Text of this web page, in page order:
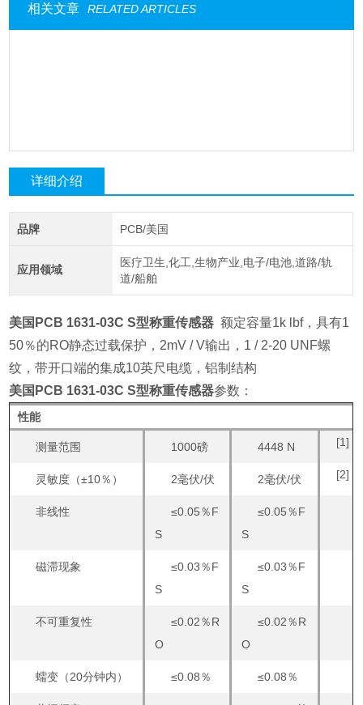
相关文章 RELATED ARTICLES
详细介绍
品牌 PCB/美国
应用领域
医疗卫生,化工,生物产业,电子/电池,道路/轨
道/船舶
美国PCB 1631-03C S型称重传感器 额定容量1k lbf，具有1
50％的RO静态过载保护，2mV / V输出，1 / 2-20 UNF螺
纹，带开口端的集成10英尺电缆，铝制结构
美国PCB 1631-03C S型称重传感器参数：
性能
测量范围 1000磅 4448 N [1]
灵敏度（±10％） 2毫伏/伏 2毫伏/伏 [2]
非线性
≤0.05％F
S
≤0.05％F
S
磁滞现象
≤0.03％F
S
≤0.03％F
S
不可重复性
≤0.02％R
O
≤0.02％R
O
蠕变（20分钟内） ≤0.08％ ≤0.08％